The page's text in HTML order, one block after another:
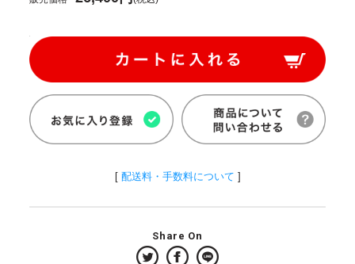
[ 配送料・手数料について ]
Share On